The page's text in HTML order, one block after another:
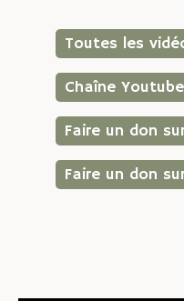
Toutes les
Chaîne Youtube
Faire un don
Faire un don